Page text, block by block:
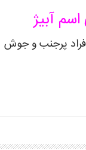
آبیژ
پرجنب و جوش